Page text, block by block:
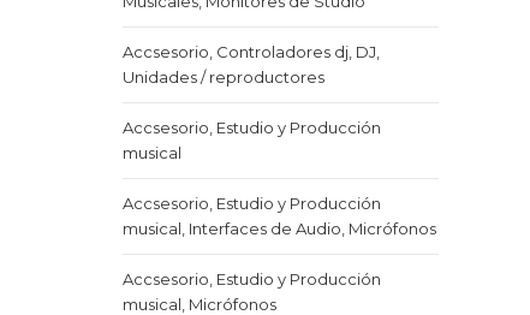
Accsesorio, Controladores dj, DJ,
Unidades / reproductores
Accsesorio, Estudio y Producción
musical
Accsesorio, Estudio y Producción
musical, Interfaces de Audio, Micrófonos
Accsesorio, Estudio y Producción
musical, Micrófonos